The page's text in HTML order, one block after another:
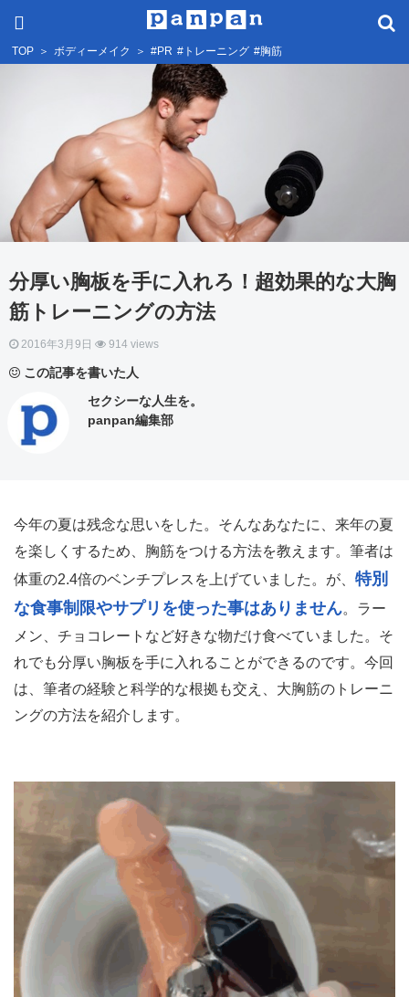
TOP ＞ ボディーメイク ＞ #PR #トレーニング #胸筋
分厚い胸板を手に入れろ！超効果的な大胸
筋トレーニングの方法
2016年3月9日 914 views
この記事を書いた人
セクシーな人生を。
panpan編集部
今年の夏は残念な思いをした。そんなあなたに、来年の夏
を楽しくするため、胸筋をつける方法を教えます。筆者は
体重の2.4倍のベンチプレスを上げていました。が、 特別
な食事制限やサプリを使った事はありません。ラー
メン、チョコレートなど好きな物だけ食べていました。そ
れでも分厚い胸板を手に入れることができるのです。今回
は、筆者の経験と科学的な根拠も交え、大胸筋のトレーニ
ングの方法を紹介します。